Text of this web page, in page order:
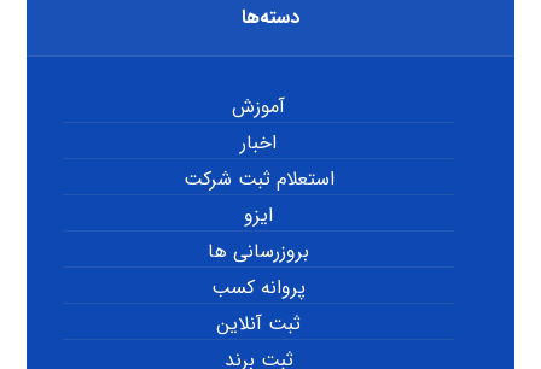
دسته‌ها
آموزش
اخبار
استعلام ثبت شرکت
ایزو
بروزرسانی ها
پروانه کسب
ثبت آنلاین
ثبت برند